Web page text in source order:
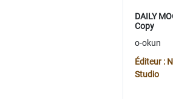
DAILY
Copy
o-okun
Éditeur :
Studio